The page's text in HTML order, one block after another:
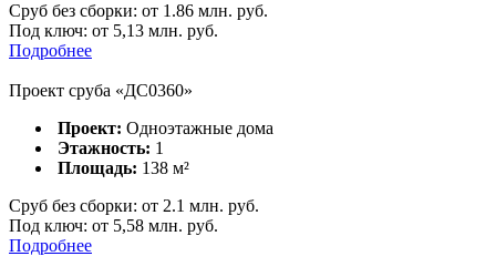
Сруб без сборки: от 1.86 млн. руб.
Под ключ: от 5,13 млн. руб.
Подробнее
Проект сруба «ДC0360»
Проект: Одноэтажные дома
Этажность: 1
Площадь: 138 м²
Сруб без сборки: от 2.1 млн. руб.
Под ключ: от 5,58 млн. руб.
Подробнее